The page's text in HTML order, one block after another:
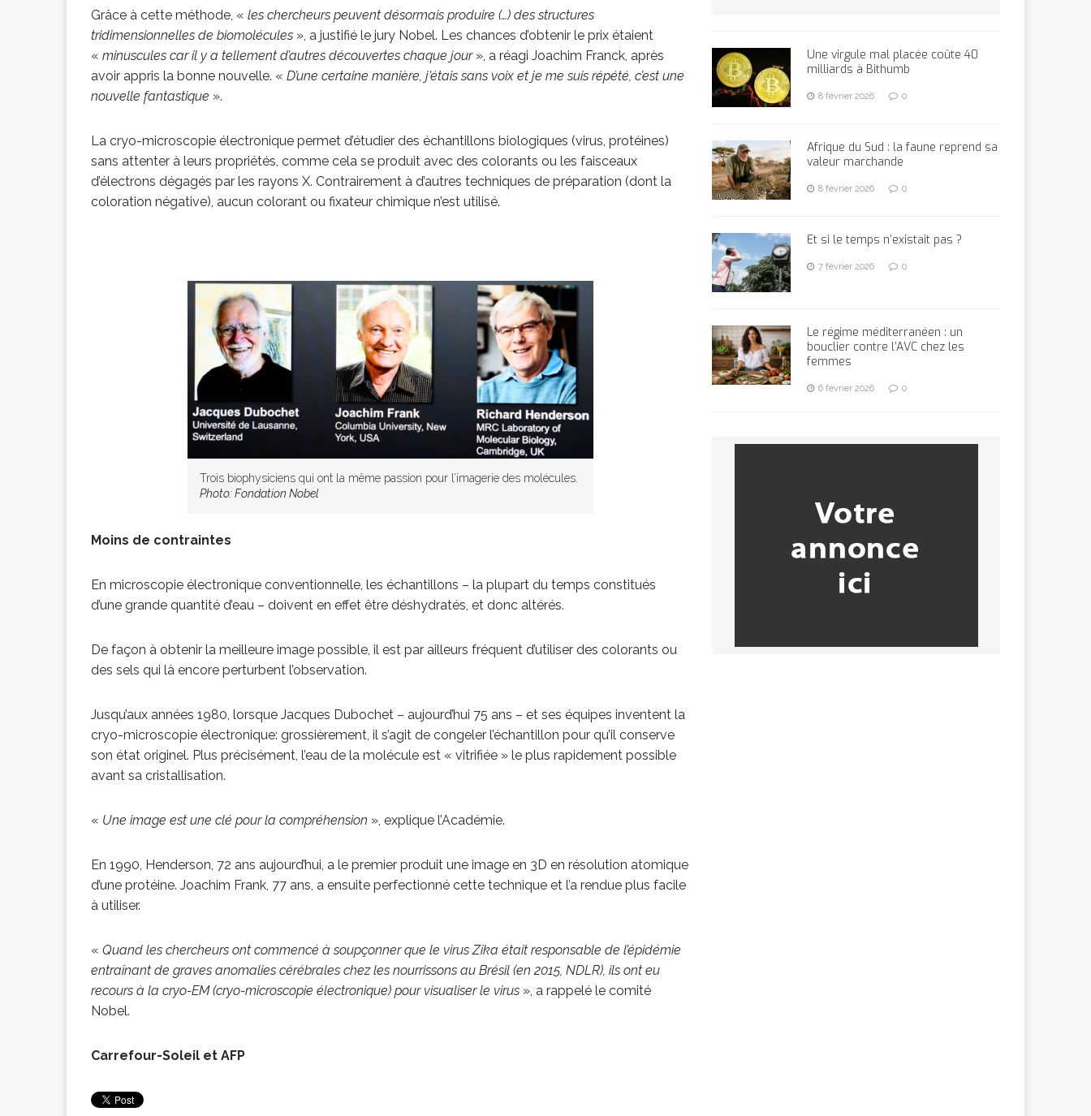
congolaise, sous protection militaire ARTICLES RÉÇENTS
[ 9 février 2026 ] La fièvre IA dévore la planète tech ARTICLES
Grâce à cette méthode, « les chercheurs peuvent désormais produire (…) des structures
tridimensionnelles de biomolécules », a justifié le jury Nobel. Les chances d’obtenir le prix étaient
« minuscules car il y a tellement d’autres découvertes chaque jour», a réagi Joachim Franck, après
avoir appris la bonne nouvelle. « D’une certaine manière, j’étais sans voix et je me suis répété, c’est une
nouvelle fantastique ».
La cryo-microscopie électronique permet d’étudier des échantillons biologiques (virus, protéines)
sans attenter à leurs propriétés, comme cela se produit avec des colorants ou les faisceaux
d’électrons dégagés par les rayons X. Contrairement à d’autres techniques de préparation (dont la
coloration négative), aucun colorant ou fixateur chimique n’est utilisé.
Trois biophysiciens qui ont la même passion pour l’imagerie des molécules.
Photo: Fondation Nobel
Moins de contraintes
En microscopie électronique conventionnelle, les échantillons – la plupart du temps constitués
d’une grande quantité d’eau – doivent en effet être déshydratés, et donc altérés.
De façon à obtenir la meilleure image possible, il est par ailleurs fréquent d’utiliser des colorants ou
des sels qui là encore perturbent l’observation.
Jusqu’aux années 1980, lorsque Jacques Dubochet – aujourd’hui 75 ans – et ses équipes inventent la
cryo-microscopie électronique: grossièrement, il s’agit de congeler l’échantillon pour qu’il conserve
son état originel. Plus précisément, l’eau de la molécule est « vitrifiée » le plus rapidement possible
avant sa cristallisation.
« Une image est une clé pour la compréhension », explique l’Académie.
En 1990, Henderson, 72 ans aujourd’hui, a le premier produit une image en 3D en résolution atomique
d’une protéine. Joachim Frank, 77 ans, a ensuite perfectionné cette technique et l’a rendue plus facile
à utiliser.
« Quand les chercheurs ont commencé à soupçonner que le virus Zika était responsable de l’épidémie
entraînant de graves anomalies cérébrales chez les nourrissons au Brésil (en 2015, NDLR), ils ont eu
recours à la cryo-EM (cryo-microscopie électronique) pour visualiser le virus », a rappelé le comité
Nobel.
Carrefour-Soleil et AFP
Une virgule mal placée coûte 40
milliards à Bithumb
8 février 2026 0
Afrique du Sud : la faune reprend sa
valeur marchande
8 février 2026 0
Et si le temps n’existait pas ?
7 février 2026 0
Le régime méditerranéen : un
bouclier contre l’AVC chez les
femmes
6 février 2026 0